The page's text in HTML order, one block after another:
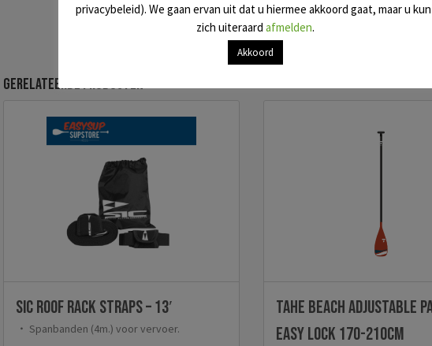
€129.00
Gerelateerde producten
SIC Roof Rack Straps – 13′
Spanbanden (4m.) voor vervoer.
TAHE Beach adjustable
Easy Lock 170-210cm
privacybeleid). We gaan ervan uit dat u hiermee akkoord gaat, maar u
zich uiteraard afmelden.
Akkoord